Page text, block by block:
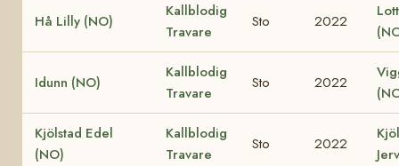
Hå Lilly (NO)
Kallblodig
Travare
Sto 2022
Idunn (NO)
Kallblodig
Travare
Sto 2022
Kjölstad Edel
(NO)
Kallblodig
Travare
Sto 2022